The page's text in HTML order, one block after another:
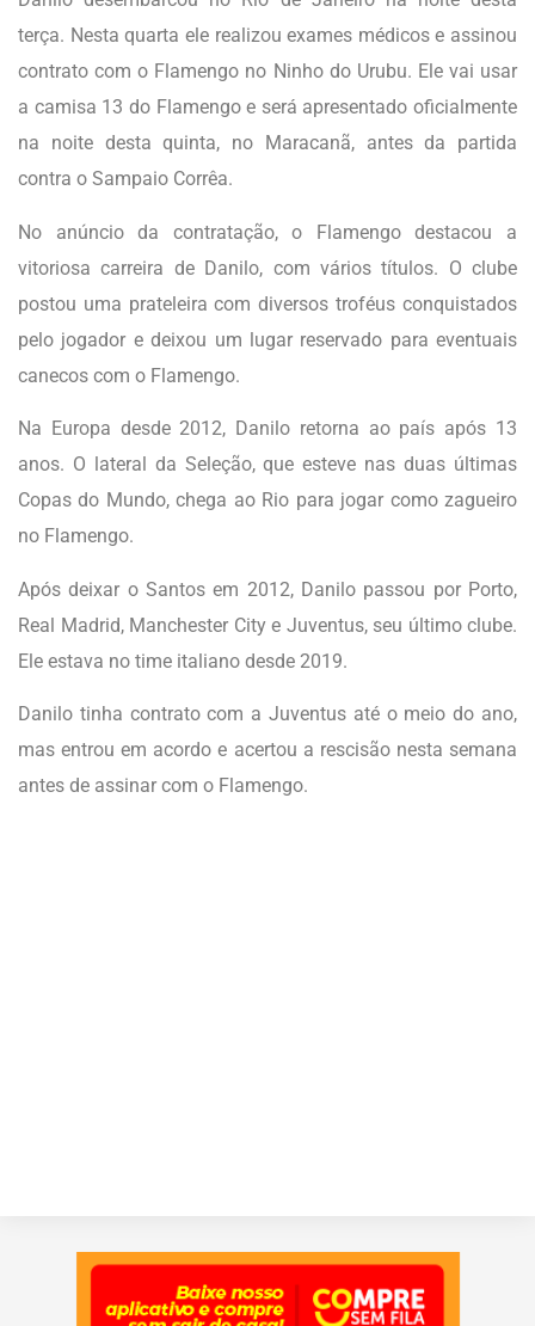
terça. Nesta quarta ele realizou exames médicos e assinou
contrato com o Flamengo no Ninho do Urubu. Ele vai usar
a camisa 13 do Flamengo e será apresentado oficialmente
na noite desta quinta, no Maracanã, antes da partida
contra o Sampaio Corrêa.
No anúncio da contratação, o Flamengo destacou a
vitoriosa carreira de Danilo, com vários títulos. O clube
postou uma prateleira com diversos troféus conquistados
pelo jogador e deixou um lugar reservado para eventuais
canecos com o Flamengo.
Na Europa desde 2012, Danilo retorna ao país após 13
anos. O lateral da Seleção, que esteve nas duas últimas
Copas do Mundo, chega ao Rio para jogar como zagueiro
no Flamengo.
Após deixar o Santos em 2012, Danilo passou por Porto,
Real Madrid, Manchester City e Juventus, seu último clube.
Ele estava no time italiano desde 2019.
Danilo tinha contrato com a Juventus até o meio do ano,
mas entrou em acordo e acertou a rescisão nesta semana
antes de assinar com o Flamengo.